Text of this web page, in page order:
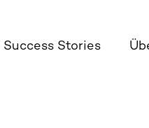
Success Stories